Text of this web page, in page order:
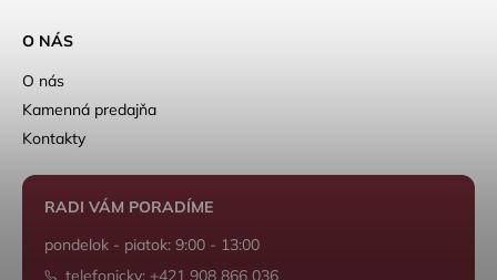
O NÁS
O nás
Kamenná predajňa
Kontakty
RADI VÁM PORADÍME
pondelok - piatok: 9:00 - 13:00